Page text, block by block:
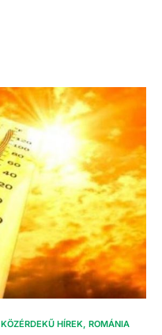
KÖZÉRDEKŰ HÍREK ROMÁNIA